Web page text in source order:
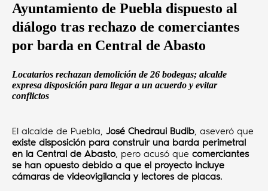
Ayuntamiento de Puebla dispuesto al
diálogo tras rechazo de comerciantes
por barda en Central de Abasto
Locatarios rechazan demolición de 26 bodegas; alcalde
expresa disposición para llegar a un acuerdo y evitar
conflictos
El alcalde de Puebla, José Chedraui Budib, aseveró que
existe disposición para construir una barda perimetral
en la Central de Abasto, pero acusó que comerciantes
se han opuesto debido a que el proyecto incluye
cámaras de videovigilancia y lectores de placas.